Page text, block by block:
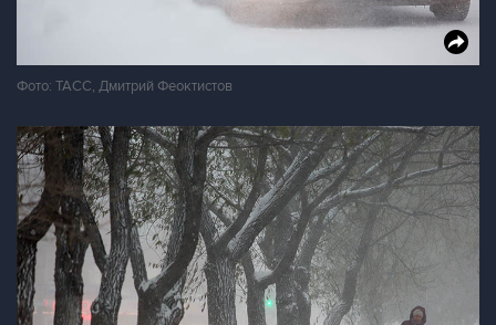
Фото: ТАСС, Дмитрий Феоктистов